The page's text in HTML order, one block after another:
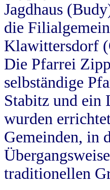
Jagdhaus
die
Klawittersdorf
Die Pfarrei
selbständige
Stabitz und ein
wurden
Gemeinden, in
traditionellen